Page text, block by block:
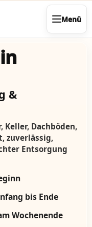
Menü
&
Keller, Dachböden,
zuverlässig,
Entsorgung
bis Ende
Wochenende